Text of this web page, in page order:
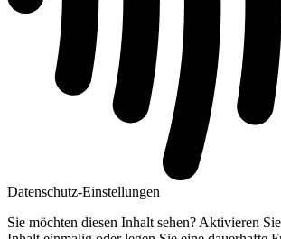
Datenschutz-Einstellungen
Sie möchten diesen Inhalt sehen? Aktivieren